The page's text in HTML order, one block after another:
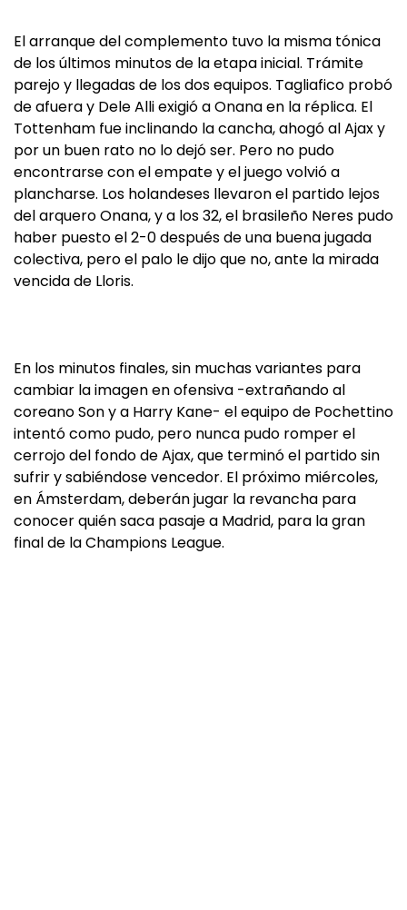
El arranque del complemento tuvo la misma tónica
de los últimos minutos de la etapa inicial. Trámite
parejo y llegadas de los dos equipos. Tagliafico probó
de afuera y Dele Alli exigió a Onana en la réplica. El
Tottenham fue inclinando la cancha, ahogó al Ajax y
por un buen rato no lo dejó ser. Pero no pudo
encontrarse con el empate y el juego volvió a
plancharse. Los holandeses llevaron el partido lejos
del arquero Onana, y a los 32, el brasileño Neres pudo
haber puesto el 2-0 después de una buena jugada
colectiva, pero el palo le dijo que no, ante la mirada
vencida de Lloris.
En los minutos finales, sin muchas variantes para
cambiar la imagen en ofensiva -extrañando al
coreano Son y a Harry Kane- el equipo de Pochettino
intentó como pudo, pero nunca pudo romper el
cerrojo del fondo de Ajax, que terminó el partido sin
sufrir y sabiéndose vencedor. El próximo miércoles,
en Ámsterdam, deberán jugar la revancha para
conocer quién saca pasaje a Madrid, para la gran
final de la Champions League.